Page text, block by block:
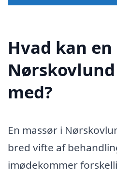
Hvad kan
med?
En massør i
bred vifte af
imødekommer